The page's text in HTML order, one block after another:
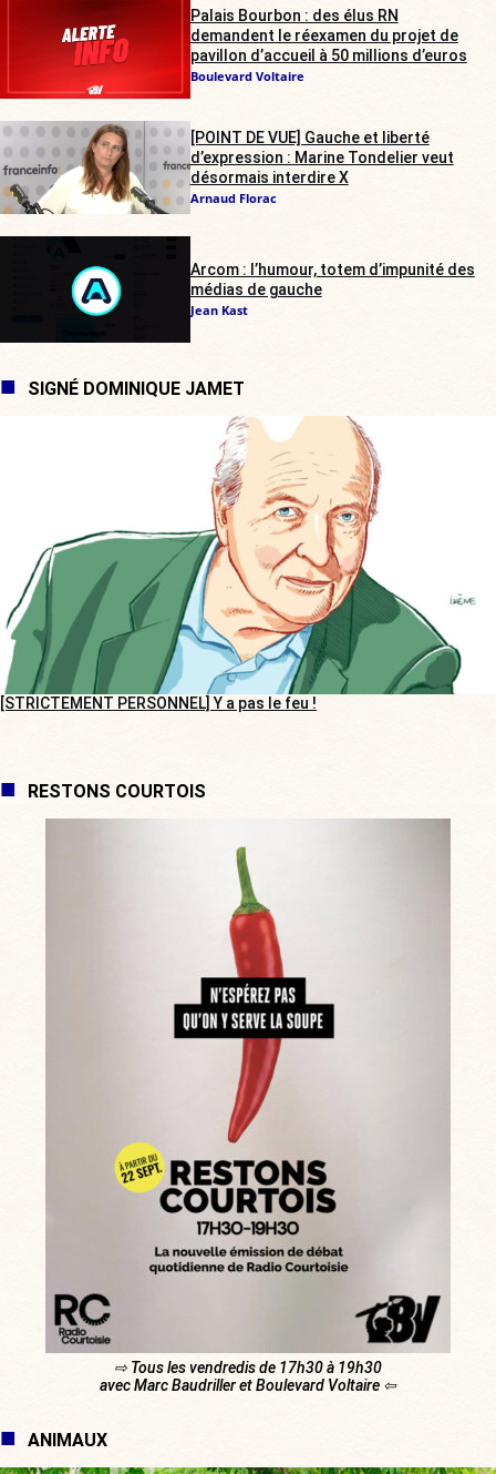
Palais Bourbon : des élus RN
demandent le réexamen du projet de
pavillon d’accueil à 50 millions d’euros
Boulevard Voltaire
[POINT DE VUE] Gauche et liberté
d’expression : Marine Tondelier veut
désormais interdire X
Arnaud Florac
Arcom : l’humour, totem d’impunité des
médias de gauche
Jean Kast
SIGNÉ DOMINIQUE JAMET
[STRICTEMENT PERSONNEL] Y a pas le feu !
RESTONS COURTOIS
⇨ Tous les vendredis de 17h30 à 19h30
avec Marc Baudriller et Boulevard Voltaire ⇦
ANIMAUX